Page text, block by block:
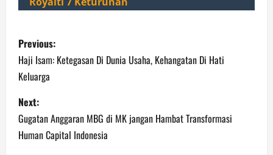
P
o
s
t
n
Previous:
Haji Isam: Ketegasan Di Dunia Usaha, Kehangatan Di Hati
Keluarga
Next:
Gugatan Anggaran MBG di MK jangan Hambat Transformasi
Human Capital Indonesia